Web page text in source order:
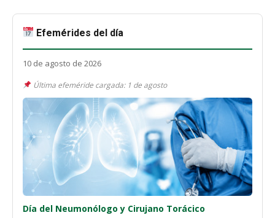
Efemérides del día
10 de agosto de 2026
Última efeméride cargada: 1 de agosto
Día del Neumonólogo y Cirujano Torácico